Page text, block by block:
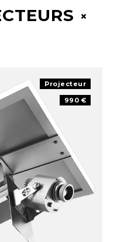
Projecteur
990 €